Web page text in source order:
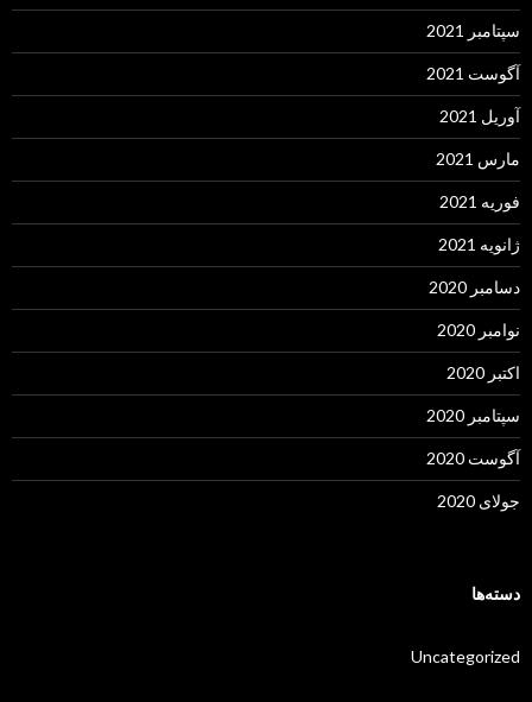
سپتامبر 2021
آگوست 2021
آوریل 2021
مارس 2021
فوریه 2021
ژانویه 2021
دسامبر 2020
نوامبر 2020
اکتبر 2020
سپتامبر 2020
آگوست 2020
جولای 2020
دسته‌ها
Uncategorized